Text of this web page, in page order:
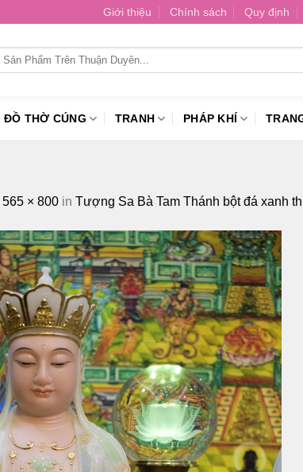
Giới thiệu Chính sách Quy định
ĐỒ THỜ CÚNG TRANH PHÁP KHÍ
565 × 800 in Tượng Sa Bà Tam Thánh bột đá xanh